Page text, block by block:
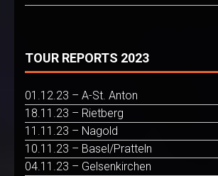
TOUR REPORTS 2023
01.12.23 – A-St. Anton
18.11.23 – Rietberg
11.11.23 – Nagold
10.11.23 – Basel/Pratteln
04.11.23 – Gelsenkirchen